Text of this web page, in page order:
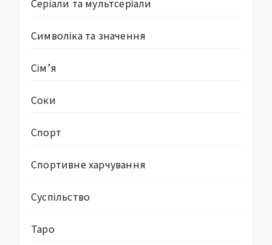
Серіали та мультсеріали
Символіка та значення
Сім’я
Соки
Спорт
Спортивне харчування
Суcпільство
Таро